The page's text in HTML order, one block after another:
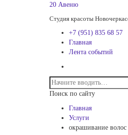
20 Авеню
Студия красоты
+7 (951) 835 68 57
Главная
Лента событий
Поиск по сайту
Главная
Услуги
окрашивание